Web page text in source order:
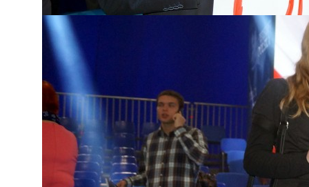
Wizyty w Parlamencie i Ministerstwach
Spotkania i debaty, PROTESTY, MARSZE
Debaty i spotkania 2017
Konkursy 2014
Różne
Praca w kampanii
Sejmowe
Budżet Obywatelski 2021
Dla dzieci i młodzieży
Msze, marsze i wiece
KOLONIE 2022
Wybory samorządowe 2018
Dożynki 2014